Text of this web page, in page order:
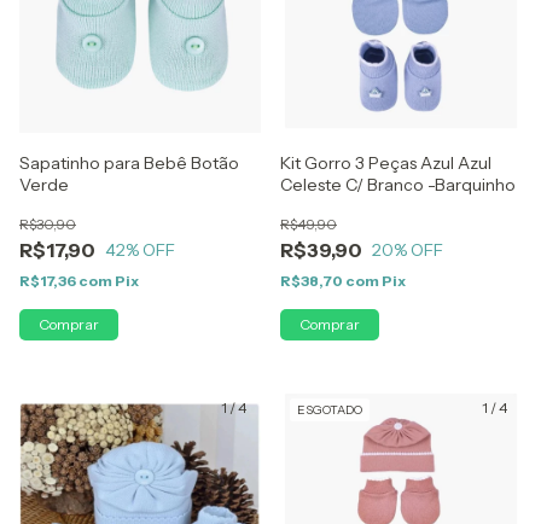
Sapatinho para Bebê Botão
Verde
R$17,90
R$30,90
42% OFF
R$17,36 com Pix
Kit Gorro 3 Peças Azul Azul
Celeste C/ Branco -Barquinho
R$39,90
R$49,90
20% OFF
R$38,70 com Pix
1/4 1 /4
ESGOTADO